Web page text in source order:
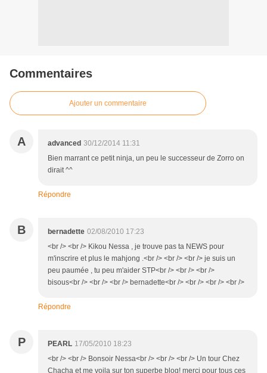
Commentaires
Ajouter un commentaire
A advanced 30/12/2014 11:31
Bien marrant ce petit ninja, un peu le successeur de Zorro on
dirait ^^
Répondre
B bernadette 02/08/2010 17:23
<br /> <br /> Kikou Nessa , je trouve pas ta NEWS pour
m'inscrire et plus le mahjong .<br /> <br /> <br /> je suis un
peu paumée , tu peu m'aider STP<br /> <br /> <br />
bisous<br /> <br /> <br /> bernadette<br /> <br /> <br /> <br />
Répondre
P PEARL 17/05/2010 18:23
<br /> <br /> Bonsoir Nessa<br /> <br /> <br /> Un tour Chez
Chacha et me voila sur ton superbe blog! merci pour tous ces